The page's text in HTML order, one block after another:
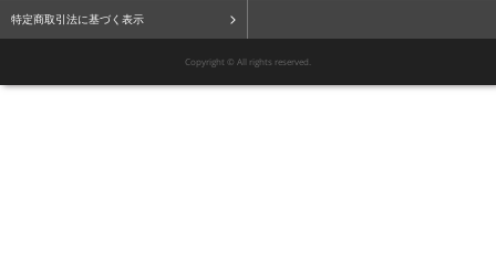
特定商取引法に基づく表示
Copyright © All rights reserved.